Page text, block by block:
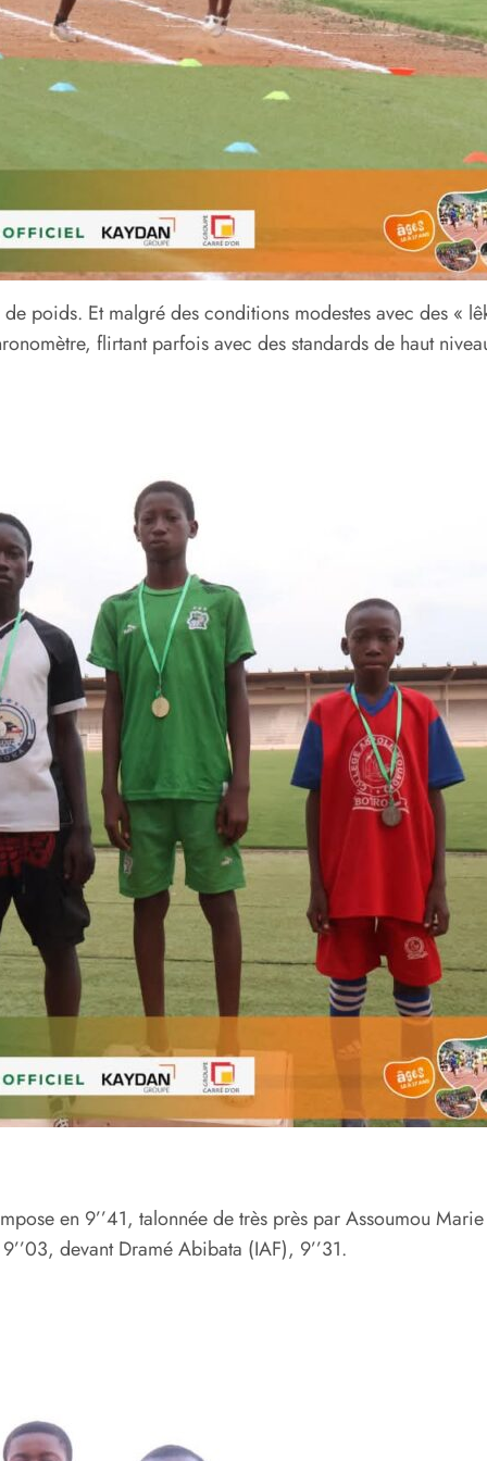
poids. Et malgré des conditions modestes avec des «
flirtant parfois avec des standards de haut
en 9’’41, talonnée de très près par Assoumou
devant Dramé Abibata (IAF), 9’’31.